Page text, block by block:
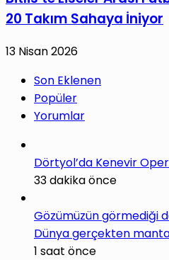
20 Takım Sahaya İniyor
13 Nisan 2026
Son Eklenen
Popüler
Yorumlar
Dörtyol’da Kenevir
33 dakika önce
Gözümüzün görmediği
Dünya gerçekten
1 saat önce